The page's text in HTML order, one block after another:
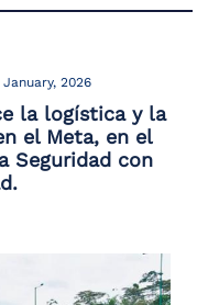
January, 2026
la logística y la
el Meta, en el
Seguridad con